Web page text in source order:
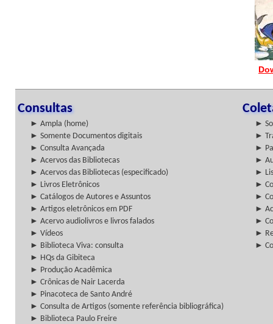
Consultas
► Ampla (home)
►
► Somente Documentos digitais
►
► Consulta Avançada
►
► Acervos das Bibliotecas
►
► Acervos das Bibliotecas (especificado)
►
► Livros Eletrônicos
►
► Catálogos de Autores e Assuntos
►
► Artigos eletrônicos em PDF
►
► Acervo audiolivros e livros falados
►
► Vídeos
►
► Biblioteca Viva: consulta
►
► HQs da Gibiteca
► Produção Acadêmica
► Crônicas de Nair Lacerda
► Pinacoteca de Santo André
► Consulta de Artigos (somente referência bibliográfica)
► Biblioteca Paulo Freire